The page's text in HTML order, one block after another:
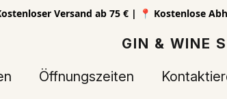
Versand ab 75 € | 📍 Kostenlose
GIN & WINE
Öffnungszeiten